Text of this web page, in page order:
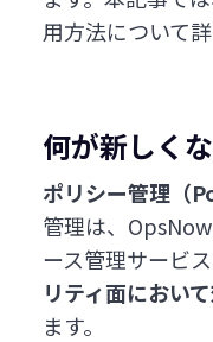
用方法について
何が新しく
ポリシー管理（
管理は、
ース管理サービス
リティ面におい
ます。